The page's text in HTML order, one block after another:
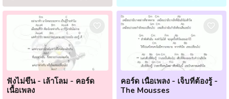
ฟังไม่ขึ้น - เล้าโลม - คอร์ด
เนื้อเพลง
คอร์ด เนื้อเพลง - เจ็บที่ต้องรู้ -
The Mousses